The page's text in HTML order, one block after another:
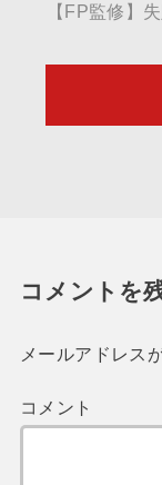
【FP監修】
コメントを
メールアドレス
コメント